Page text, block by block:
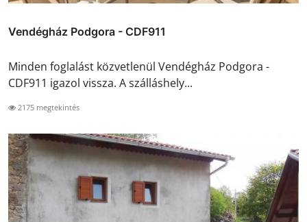
Vendégház Podgora - CDF911
Minden foglalást közvetlenül Vendégház Podgora -
CDF911 igazol vissza. A szálláshely...
2175 megtekintés